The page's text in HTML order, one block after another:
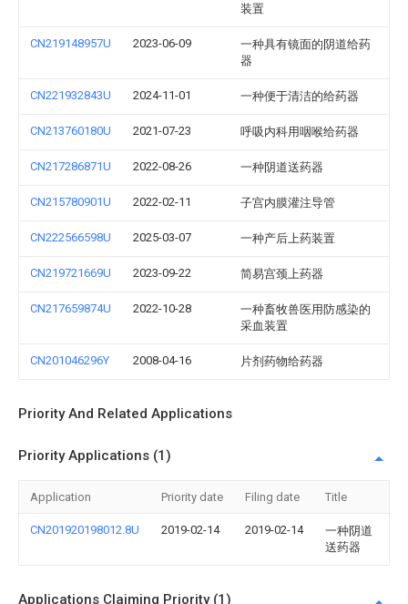
装置
CN219148957U 2023-06-09
一种具有镜面的阴道给药
器
CN221932843U 2024-11-01 一种便于清洁的给药器
CN213760180U 2021-07-23 呼吸内科用咽喉给药器
CN217286871U 2022-08-26 一种阴道送药器
CN215780901U 2022-02-11 子宫内膜灌注导管
CN222566598U 2025-03-07 一种产后上药装置
CN219721669U 2023-09-22 简易宫颈上药器
CN217659874U 2022-10-28
一种畜牧兽医用防感染的
采血装置
CN201046296Y 2008-04-16 片剂药物给药器
Priority And Related Applications
Priority Applications (1)
Application Priority date Filing date Title
CN201920198012.8U 2019-02-14 2019-02-14
一种阴道
送药器
Applications Claiming Priority (1)